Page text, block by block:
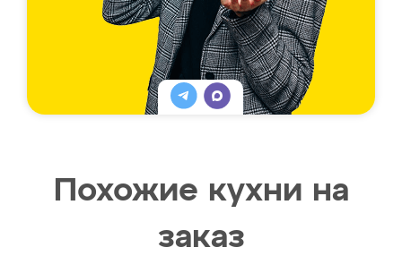
Похожие кухни на
заказ